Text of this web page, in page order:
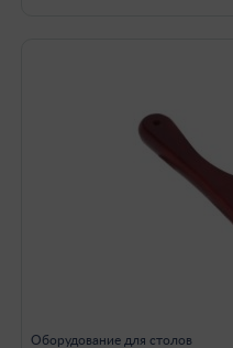
Оборудование для столов